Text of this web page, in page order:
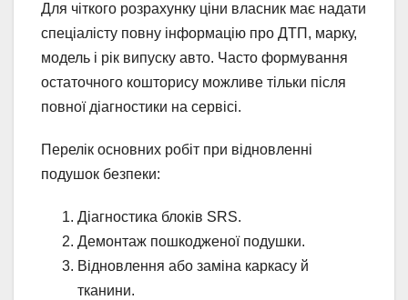
Для чіткого розрахунку ціни власник має надати
спеціалісту повну інформацію про ДТП, марку,
модель і рік випуску авто. Часто формування
остаточного кошторису можливе тільки після
повної діагностики на сервісі.
Перелік основних робіт при відновленні
подушок безпеки:
Діагностика блоків SRS.
Демонтаж пошкодженої подушки.
Відновлення або заміна каркасу й
тканини.